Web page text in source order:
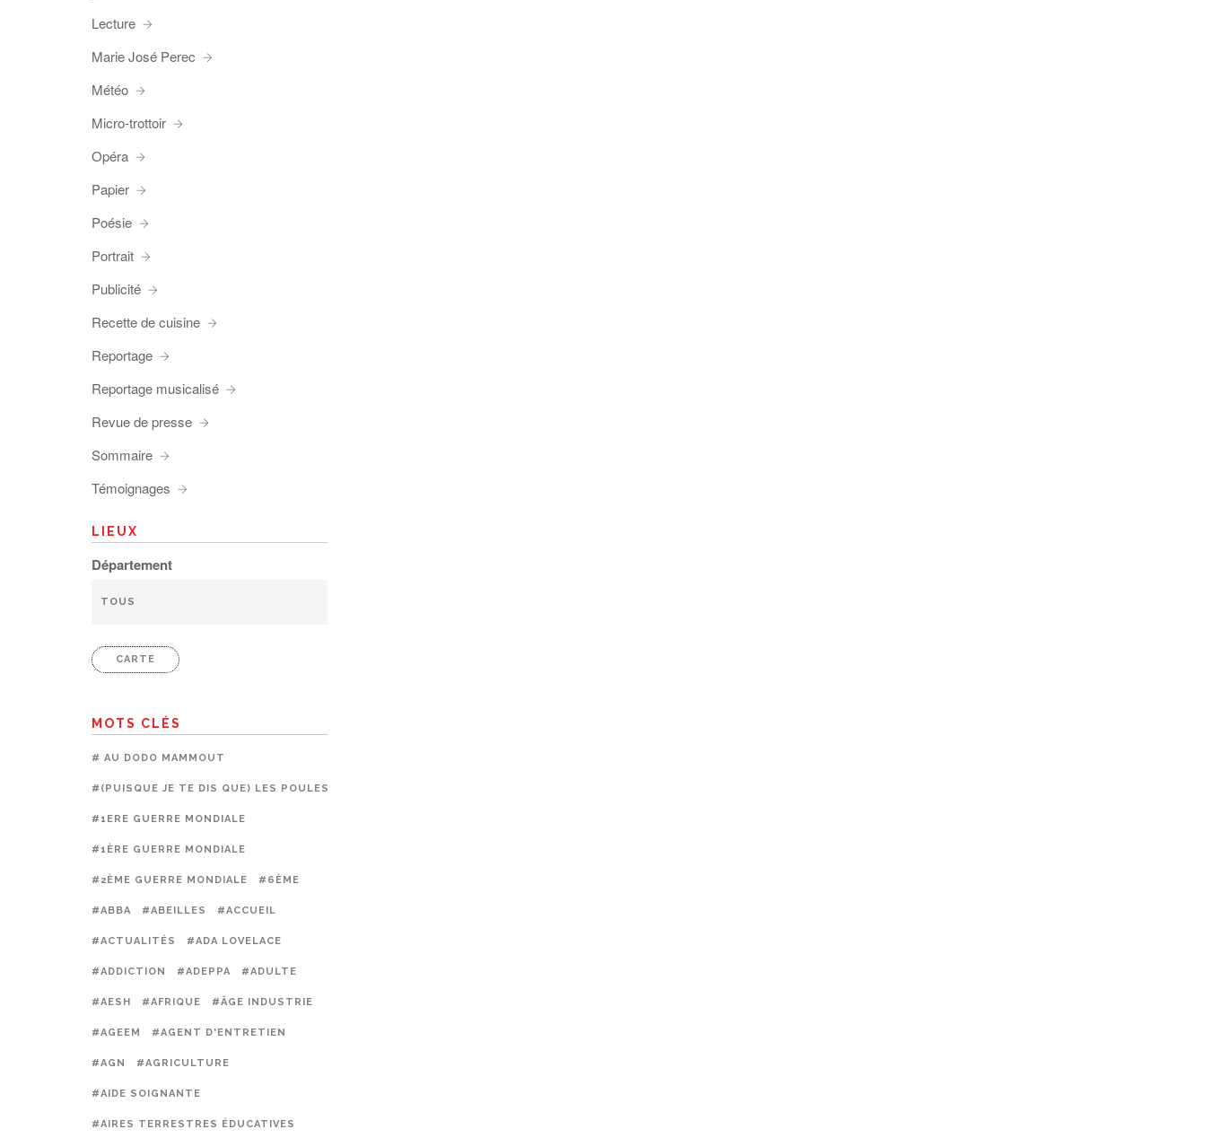
Lecture
Marie José Perec
Météo
Micro-trottoir
Opéra
Papier
Poésie
Portrait
Publicité
Recette de cuisine
Reportage
Reportage musicalisé
Revue de presse
Sommaire
Témoignages
LIEUX
Département
CARTE
MOTS CLÉS
# AU DODO MAMMOUT
#(PUISQUE JE TE DIS QUE) LES POULES PRÉFÈRENT LES CAGES
#1ERE GUERRE MONDIALE
#1ÈRE GUERRE MONDIALE
#2ÈME GUERRE MONDIALE #6ÈME
#ABBA #ABEILLES #ACCUEIL
#ACTUALITÉS #ADA LOVELACE
#ADDICTION #ADEPPA #ADULTE
#AESH #AFRIQUE #ÂGE INDUSTRIE
#AGEEM #AGENT D'ENTRETIEN
#AGN #AGRICULTURE
#AIDE SOIGNANTE
#AIRES TERRESTRES ÉDUCATIVES